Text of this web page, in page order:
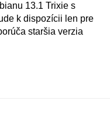
13.1 Trixie s
k dispozícii len pre
staršia verzia